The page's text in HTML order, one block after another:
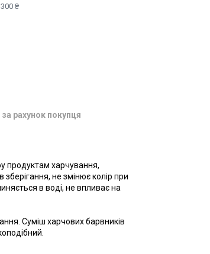
₴
за рахунок покупця
продуктам харчування,
не змінює колір при
в воді, не впливає на
Суміш харчових барвників